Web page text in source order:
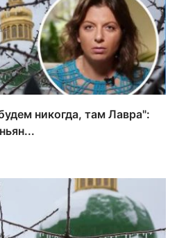
никогда, там Лавра":